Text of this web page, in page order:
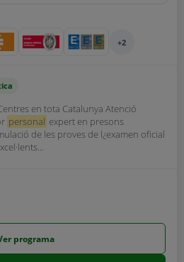
+2
en tota Catalunya Atenció
personal expert en presons
de les proves de l¿examen oficial
programa